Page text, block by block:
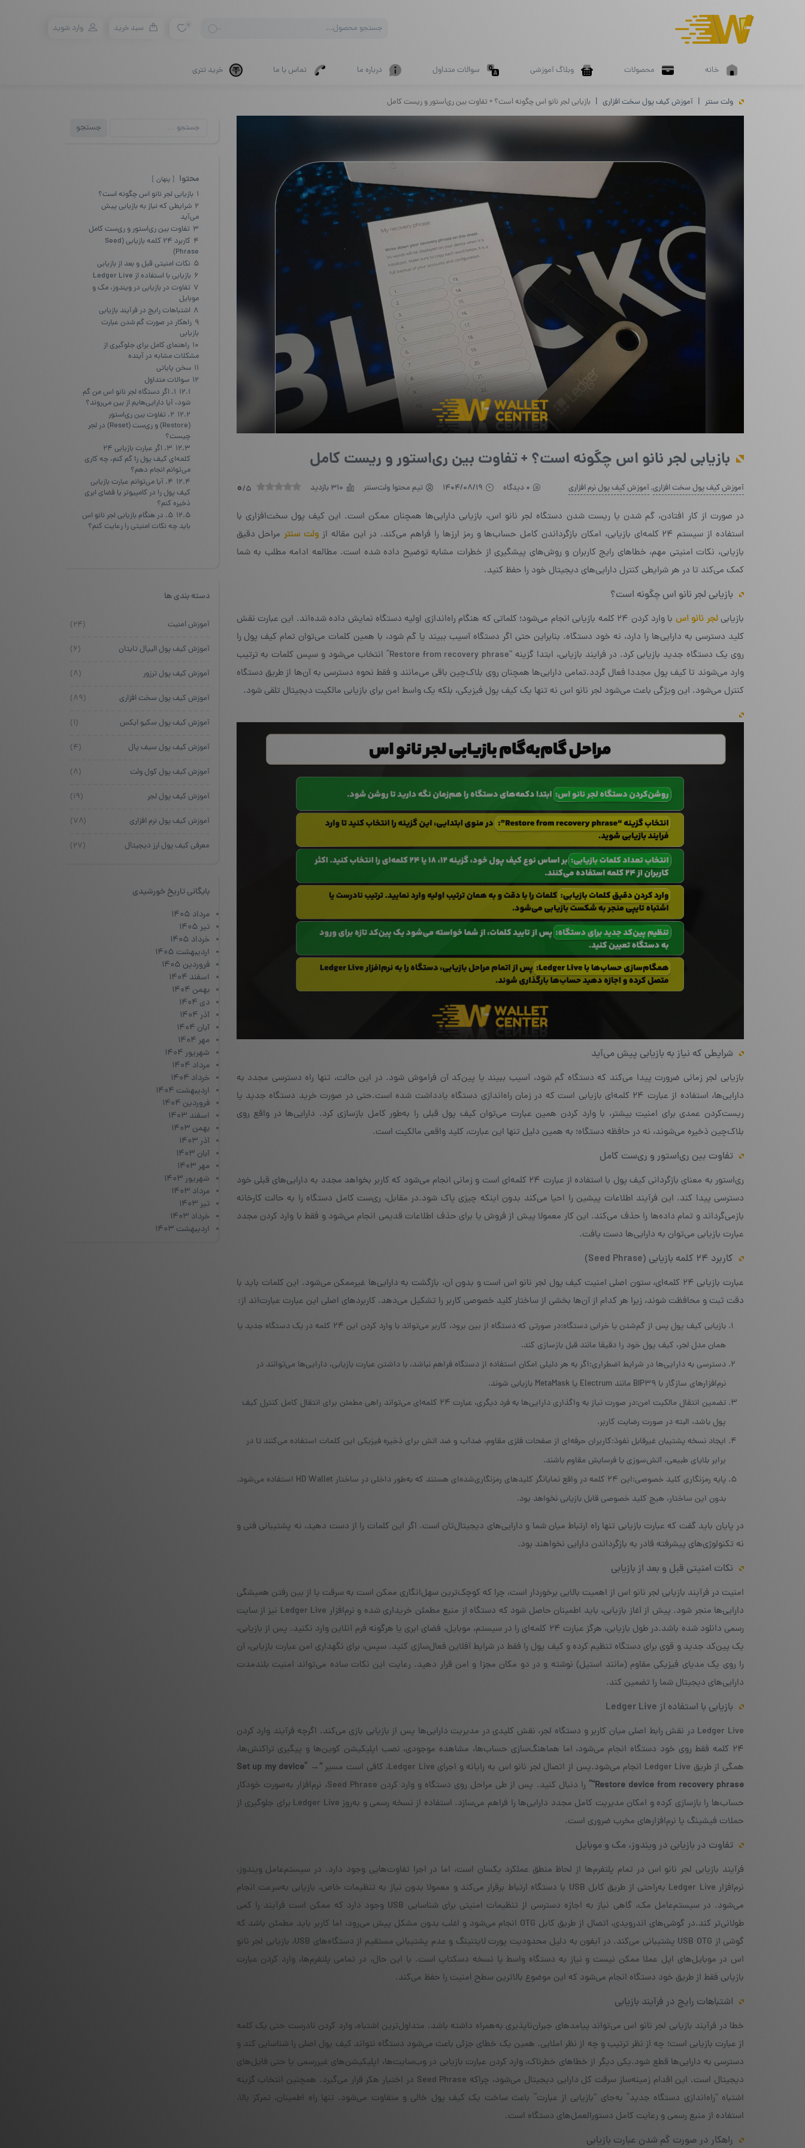
search
0 سبد خرید وارد شوید
خانه محصولات وبلاگ آموزشی سوالات متداول درباره ما تماس با ما خرید تتری
ولت سنتر آموزش کیف پول سخت افزاری بازیابی لجر نانو اس چگونه است؟ + تفاوت بین ری‌استور و ریست کامل
بازیابی لجر نانو اس چگونه است؟ + تفاوت بین ری‌استور و ریست کامل
آموزش کیف پول سخت افزاری,آموزش کیف پول نرم افزاری 0 دیدگاه 1404/08/19 تیم محتوا ولت‌سنتر 310 بازدید 0/5
در صورت از کار افتادن، گم شدن یا ریست شدن دستگاه لجر نانو اس، بازیابی دارایی‌ها همچنان ممکن است. این کیف پول سخت‌افزاری با
استفاده از سیستم ۲۴ کلمه‌ای بازیابی، امکان بازگرداندن کامل حساب‌ها و رمز ارزها را فراهم می‌کند. در این مقاله از
ولت سنترمراحل دقیق
بازیابی، نکات امنیتی مهم، خطاهای رایج کاربران و روش‌های پیشگیری از خطرات مشابه توضیح داده شده است. مطالعه ادامه مطلب به شما
کمک می‌کند تا در هر شرایطی کنترل دارایی‌های دیجیتال خود را حفظ کنید.
بازیابی لجر نانو اس چگونه است؟
بازیابیلجر نانو اس
با وارد کردن ۲۴ کلمه بازیابی انجام می‌شود؛ کلماتی که هنگام راه‌اندازی اولیه دستگاه نمایش داده شده‌اند. این عبارت نقش
کلید دسترسی به دارایی‌ها را دارد، نه خود دستگاه. بنابراین حتی اگر دستگاه آسیب ببیند یا گم شود، با همین کلمات می‌توان تمام کیف پول را
روی یک دستگاه جدید بازیابی کرد. در فرایند بازیابی، ابتدا گزینه “Restore from recovery phrase” انتخاب می‌شود و سپس کلمات به ترتیب
وارد می‌شوند تا کیف پول مجددا فعال گردد.تمامی دارایی‌ها همچنان روی بلاک‌چین باقی می‌مانند و فقط نحوه دسترسی به آن‌ها از طریق دستگاه
کنترل می‌شود. این ویژگی باعث می‌شود لجر نانو اس نه تنها یک کیف پول فیزیکی، بلکه یک واسط امن برای بازیابی مالکیت دیجیتال تلقی شود.
شرایطی که نیاز به بازیابی پیش می‌آید
بازیابی لجر زمانی ضرورت پیدا می‌کند که دستگاه گم شود، آسیب ببیند یا پین‌کد آن فراموش شود. در این حالت، تنها راه دسترسی مجدد به
دارایی‌ها، استفاده از عبارت ۲۴ کلمه‌ای بازیابی است که در زمان راه‌اندازی دستگاه یادداشت شده است.حتی در صورت خرید دستگاه جدید یا
ریست‌کردن عمدی برای امنیت بیشتر، با وارد کردن همین عبارت می‌توان کیف پول قبلی را به‌طور کامل بازسازی کرد. دارایی‌ها در واقع روی
بلاک‌چین ذخیره می‌شوند، نه در حافظه دستگاه؛ به همین دلیل تنها این عبارت، کلید واقعی مالکیت است.
تفاوت بین ری‌استور و ری‌ست کامل
ری‌استور به معنای بازگردانی کیف پول با استفاده از عبارت ۲۴ کلمه‌ای است و زمانی انجام می‌شود که کاربر بخواهد مجدد به دارایی‌های قبلی خود
دسترسی پیدا کند. این فرآیند اطلاعات پیشین را احیا می‌کند بدون اینکه چیزی پاک شود.در مقابل، ری‌ست کامل دستگاه را به حالت کارخانه
بازمی‌گرداند و تمام داده‌ها را حذف می‌کند. این کار معمولا پیش از فروش یا برای حذف اطلاعات قدیمی انجام می‌شود و فقط با وارد کردن مجدد
عبارت بازیابی می‌توان به دارایی‌ها دست یافت.
کاربرد ۲۴ کلمه بازیابی (Seed Phrase)
عبارت بازیابی ۲۴ کلمه‌ای، ستون اصلی امنیت کیف پول لجر نانو اس است و بدون آن، بازگشت به دارایی‌ها غیرممکن می‌شود. این کلمات باید با
دقت ثبت و محافظت شوند، زیرا هر کدام از آن‌ها بخشی از ساختار کلید خصوصی کاربر را تشکیل می‌دهد. کاربردهای اصلی این عبارت عبارت‌اند از:
بازیابی کیف پول پس از گم‌شدن یا خرابی دستگاه:در صورتی که دستگاه از بین برود، کاربر می‌تواند با وارد کردن این ۲۴ کلمه در یک دستگاه جدید یا
همان مدل لجر، کیف پول خود را دقیقا مانند قبل بازسازی کند.
دسترسی به دارایی‌ها در شرایط اضطراری:اگر به هر دلیلی امکان استفاده از دستگاه فراهم نباشد، با داشتن عبارت بازیابی، دارایی‌ها می‌توانند در
نرم‌افزارهای سازگار با BIP39 مانند Electrum یا MetaMask بازیابی شوند.
تضمین انتقال مالکیت امن:در صورت نیاز به واگذاری دارایی‌ها به فرد دیگری، عبارت ۲۴ کلمه‌ای می‌تواند راهی مطمئن برای انتقال کامل کنترل کیف
پول باشد، البته در صورت رضایت کاربر.
ایجاد نسخه پشتیبان غیرقابل نفوذ:کاربران حرفه‌ای از صفحات فلزی مقاوم، ضدآب و ضد اتش برای ذخیره فیزیکی این کلمات استفاده می‌کنند تا در
برابر بلایای طبیعی، آتش‌سوزی یا فرسایش مقاوم باشند.
پایه رمزنگاری کلید خصوصی:این ۲۴ کلمه در واقع نمایانگر کلیدهای رمزنگاری‌شده‌ای هستند که به‌طور داخلی در ساختار HD Wallet استفاده می‌شود.
بدون این ساختار، هیچ کلید خصوصی قابل بازیابی نخواهد بود.
در پایان باید گفت که عبارت بازیابی تنها راه ارتباط میان شما و دارایی‌های دیجیتال‌تان است. اگر این کلمات را از دست دهید، نه پشتیبانی فنی و
نه تکنولوژی‌های پیشرفته قادر به بازگرداندن دارایی نخواهند بود.
نکات امنیتی قبل و بعد از بازیابی
امنیت در فرآیند بازیابی لجر نانو اس از اهمیت بالایی برخوردار است، چرا که کوچک‌ترین سهل‌انگاری ممکن است به سرقت یا از بین رفتن همیشگی
دارایی‌ها منجر شود. پیش از آغاز بازیابی، باید اطمینان حاصل شود که دستگاه از منبع مطمئن خریداری شده و نرم‌افزار Ledger Live نیز از سایت
رسمی دانلود شده باشد.در طول بازیابی، هرگز عبارت ۲۴ کلمه‌ای را در سیستم، موبایل، فضای ابری یا هرگونه فرم آنلاین وارد نکنید. پس از بازیابی،
یک پین‌کد جدید و قوی برای دستگاه تنظیم کرده و کیف پول را فقط در شرایط آفلاین فعال‌سازی کنید. سپس، برای نگهداری امن عبارت بازیابی، آن
را روی یک مدیای فیزیکی مقاوم (مانند استیل) نوشته و در دو مکان مجزا و امن قرار دهید. رعایت این نکات ساده می‌تواند امنیت بلندمدت
دارایی‌های دیجیتال شما را تضمین کند.
بازیابی با استفاده از Ledger Live
Ledger Live در نقش رابط اصلی میان کاربر و دستگاه لجر، نقش کلیدی در مدیریت دارایی‌ها پس از بازیابی بازی می‌کند. اگرچه فرآیند وارد کردن
۲۴ کلمه فقط روی خود دستگاه انجام می‌شود، اما هماهنگ‌سازی حساب‌ها، مشاهده موجودی، نصب اپلیکیشن کوین‌ها و پیگیری تراکنش‌ها،
همگی از طریق Ledger Live انجام می‌شود.پس از اتصال لجر نانو اس به رایانه و اجرای Ledger Live، کافی است مسیر
“Set up my device” →
“Restore device from recovery phrase”
را دنبال کنید. پس از طی مراحل روی دستگاه و وارد کردن Seed Phrase، نرم‌افزار به‌صورت خودکار
حساب‌ها را بازسازی کرده و امکان مدیریت کامل مجدد دارایی‌ها را فراهم می‌سازد. استفاده از نسخه رسمی و به‌روز Ledger Live برای جلوگیری از
حملات فیشینگ یا نرم‌افزارهای مخرب ضروری است.
تفاوت در بازیابی در ویندوز، مک و موبایل
فرآیند بازیابی لجر نانو اس در تمام پلتفرم‌ها از لحاظ منطق عملکرد یکسان است، اما در اجرا تفاوت‌هایی وجود دارد. در سیستم‌عامل ویندوز،
نرم‌افزار Ledger Live به‌راحتی از طریق کابل USB با دستگاه ارتباط برقرار می‌کند و معمولا بدون نیاز به تنظیمات خاص، بازیابی به‌سرعت انجام
می‌شود. در سیستم‌عامل مک، گاهی نیاز به اجازه دسترسی از تنظیمات امنیتی برای شناسایی USB وجود دارد که ممکن است فرآیند را کمی
طولانی‌تر کند.در گوشی‌های اندرویدی، اتصال از طریق کابل OTG انجام می‌شود و اغلب بدون مشکل پیش می‌رود، اما کاربر باید مطمئن باشد که
گوشی از USB OTG پشتیبانی می‌کند. در آیفون به دلیل محدودیت پورت لایتنینگ و عدم پشتیبانی مستقیم از دستگاه‌های USB، بازیابی لجر نانو
اس در موبایل‌های اپل عملا ممکن نیست و نیاز به دستگاه واسط یا نسخه دسکتاپ است. با این حال، در تمامی پلتفرم‌ها، وارد کردن عبارت
بازیابی فقط از طریق خود دستگاه انجام می‌شود که این موضوع بالاترین سطح امنیت را حفظ می‌کند.
اشتباهات رایج در فرآیند بازیابی
خطا در فرآیند بازیابی لجر نانو اس می‌تواند پیامدهای جبران‌ناپذیری به‌همراه داشته باشد. متداول‌ترین اشتباه، وارد کردن نادرست حتی یک کلمه
از عبارت بازیابی است؛ چه از نظر ترتیب و چه از نظر املایی. همین یک خطای جزئی باعث می‌شود دستگاه نتواند کیف پول اصلی را شناسایی کند و
دسترسی به دارایی‌ها قطع شود.یکی دیگر از خطاهای خطرناک، وارد کردن عبارت بازیابی در وب‌سایت‌ها، اپلیکیشن‌های غیررسمی یا حتی فایل‌های
دیجیتال است. این اقدام زمینه‌ساز سرقت کل دارایی دیجیتال می‌شود، چراکه Seed Phrase در اختیار هکر قرار می‌گیرد. همچنین انتخاب گزینه
اشتباه “راه‌اندازی دستگاه جدید” به‌جای “بازیابی از عبارت” باعث ساخت یک کیف پول خالی و متفاوت می‌شود. تنها راه اطمینان، تمرکز بالا،
استفاده از منبع رسمی و رعایت کامل دستورالعمل‌های دستگاه است.
راهکار در صورت گم شدن عبارت بازیابی
جستجو
جستجو
محتوا پنهان
1 بازیابی لجر نانو اس چگونه است؟
2 شرایطی که نیاز به بازیابی پیش
می‌آید
3 تفاوت بین ری‌استور و ری‌ست کامل
4
کاربرد ۲۴ کلمه بازیابی (Seed
Phrase)
5 نکات امنیتی قبل و بعد از بازیابی
6 بازیابی با استفاده از Ledger Live
7 تفاوت در بازیابی در ویندوز، مک و
موبایل
8 اشتباهات رایج در فرآیند بازیابی
9 راهکار در صورت گم شدن عبارت
بازیابی
10 راهنمای کامل برای جلوگیری از
مشکلات مشابه در آینده
11 سخن پایانی
12 سوالات متداول
12.1 ۱. اگر دستگاه لجر نانو اس من گم
شود، آیا دارایی‌هایم از بین می‌روند؟
12.2
۲. تفاوت بین ری‌استور
(Restore) و ری‌ست (Reset) در لجر
چیست؟
12.3
۳. اگر عبارت بازیابی ۲۴
کلمه‌ای کیف پول را گم کنم، چه کاری
می‌توانم انجام دهم؟
12.4
۴. آیا می‌توانم عبارت بازیابی
کیف پول را در کامپیوتر یا فضای ابری
ذخیره کنم؟
12.5
۵. در هنگام بازیابی لجر نانو اس
باید چه نکات امنیتی را رعایت کنم؟
دسته بندی ها
آموزش امنیت (۲۴)
آموزش کیف پول الیپال تایتان (۶)
آموزش کیف پول ترزور (۸)
آموزش کیف پول سخت افزاری (۸۹)
آموزش کیف پول سکیو ایکس (۱)
آموزش کیف پول سیف پال (۴)
آموزش کیف پول کول ولت (۸)
آموزش کیف پول لجر (۱۹)
آموزش کیف پول نرم افزاری (۷۸)
معرفی کیف پول ارز دیجیتال (۲۷)
بایگانی تاریخ خورشیدی
مرداد ۱۴۰۵
تیر ۱۴۰۵
خرداد ۱۴۰۵
اردیبهشت ۱۴۰۵
فروردین ۱۴۰۵
اسفند ۱۴۰۴
بهمن ۱۴۰۴
دی ۱۴۰۴
آذر ۱۴۰۴
آبان ۱۴۰۴
مهر ۱۴۰۴
شهریور ۱۴۰۴
مرداد ۱۴۰۴
خرداد ۱۴۰۴
اردیبهشت ۱۴۰۴
فروردین ۱۴۰۴
اسفند ۱۴۰۳
بهمن ۱۴۰۳
آذر ۱۴۰۳
آبان ۱۴۰۳
مهر ۱۴۰۳
شهریور ۱۴۰۳
مرداد ۱۴۰۳
تیر ۱۴۰۳
خرداد ۱۴۰۳
اردیبهشت ۱۴۰۳